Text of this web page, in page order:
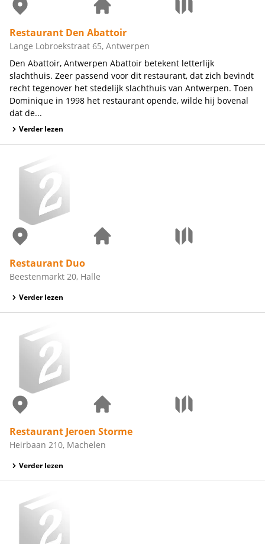
Restaurant Den Abattoir
Lange Lobroekstraat 65, Antwerpen
Den Abattoir, Antwerpen Abattoir betekent letterlijk
slachthuis. Zeer passend voor dit restaurant, dat zich bevindt
recht tegenover het stedelijk slachthuis van Antwerpen. Toen
Dominique in 1998 het restaurant opende, wilde hij bovenal
dat de...
Verder lezen
Restaurant Duo
Beestenmarkt 20, Halle
Verder lezen
Restaurant Jeroen Storme
Heirbaan 210, Machelen
Verder lezen